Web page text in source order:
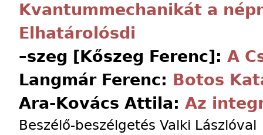
Kvantummechanikát a
Elhatárolósdi
–szeg [Kőszeg Ferenc]: A
Langmár Ferenc: Botos
Ara-Kovács Attila: Az
Beszélő-beszélgetés Valki Lászlóval